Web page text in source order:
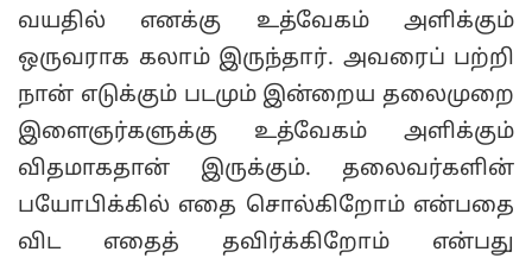
வயதில் எனக்கு உத்வேகம் அளிக்கும்
ஒருவராக கலாம் இருந்தார். அவரைப் பற்றி
நான் எடுக்கும் படமும் இன்றைய தலைமுறை
இளைஞர்களுக்கு உத்வேகம் அளிக்கும்
விதமாகதான் இருக்கும். தலைவர்களின்
பயோபிக்கில் எதை சொல்கிறோம் என்பதை
விட எதைத் தவிர்க்கிறோம் என்பது